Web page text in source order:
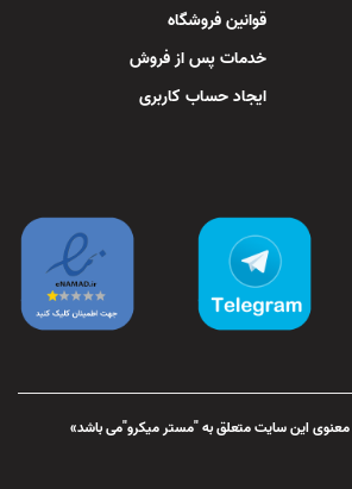
قوانین فروشگاه
خدمات پس از فروش
ایجاد حساب کاربری